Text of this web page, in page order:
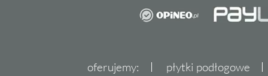
oferujemy: płytki podłogowe